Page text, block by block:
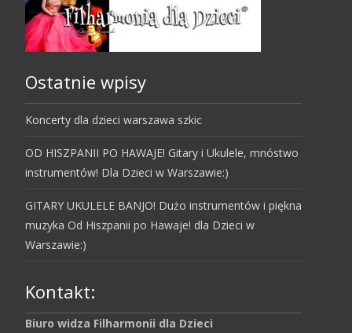
Ostatnie wpisy
Koncerty dla dzieci warszawa szkic
OD HISZPANII PO HAWAJE! Gitary i Ukulele, mnóstwo
instrumentów! Dla Dzieci w Warszawie:)
GITARY UKULELE BANJO! Dużo instrumentów i piękna
muzyka Od Hiszpanii po Hawaje! dla Dzieci w
Warszawie:)
Kontakt:
Biuro widza Filharmonii dla Dzieci